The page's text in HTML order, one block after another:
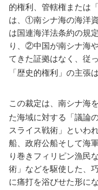
的権利、管轄権または
は、①南シナ海の海洋
は国連海洋法条約の規
り、②中国が南シナ海
てきた証拠はなく、従
「歴史的権利」の主張
この裁定は、南シナ海
た海域に対する「議論
スライス戦術」といわ
船、政府公船そして海
り巻きフィリピン漁民
術」などを駆使した、
に痛打を浴びせた形に